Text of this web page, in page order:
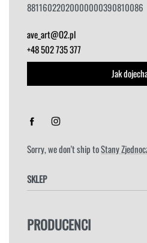
88116022020000000390810086
ave_art@O2.pl
+48 502 735 377
Jak
Sorry, we don't ship toStany
SKLEP
HOKERY
PRODUCENCI